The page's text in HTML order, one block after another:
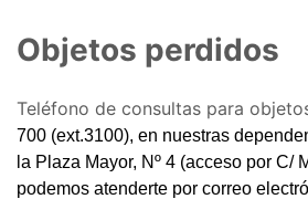
Objetos perdidos
Teléfono de consultas para
700 (ext.3100), en nuestras
la Plaza Mayor, Nº 4 (acceso por C/
podemos atenderte por correo